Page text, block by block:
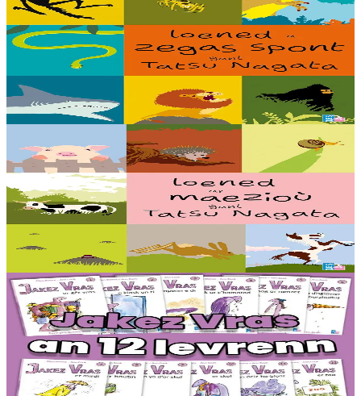
Les Bêtes qui font peur
Elles sont carnivores, elles creusent des pièges, elles rugissent ou
elles voient dans la nuit… Elles font toutes trembler petits et grands :
voici les bêtes...
En stock16,00 €
TES
Les Bêtes de la campagne
Elles glapissent, elles mangent de l’herbe, elles hibernent, elles
vivent sous la terre ou elles pondent des œufs : voici les bêtes de la
campagne présentées...
16,00 €
6 ans et plus
TES
Monster - Collection complète (12 livres)
Une collection de 12 histoires courtes, faciles à lire seul. La vie
quotidienne de Jakez Vras, un géant ami des enfants, raconté avec
des phrases courtes et un vocabulaire simple....